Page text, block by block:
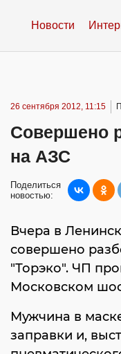
Новости
26 сентября 2012, 11:15
Совершено
на АЗС
Поделиться
новостью:
Вчера в
совершено
"Торэко". ЧП
Московском
Мужчина в
заправки и,